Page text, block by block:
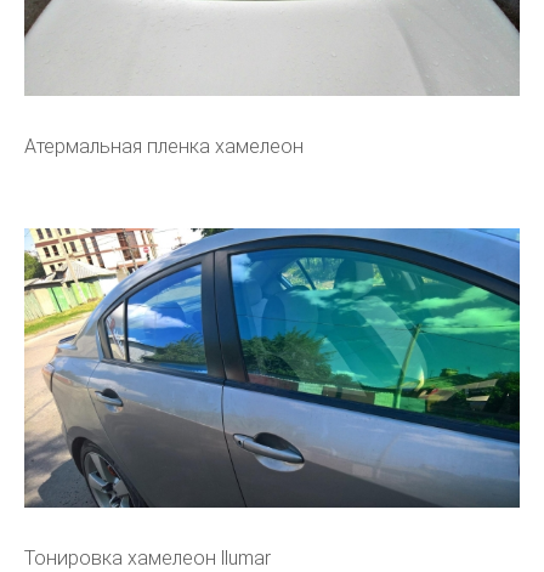
Атермальная пленка хамелеон
Тонировка хамелеон llumar